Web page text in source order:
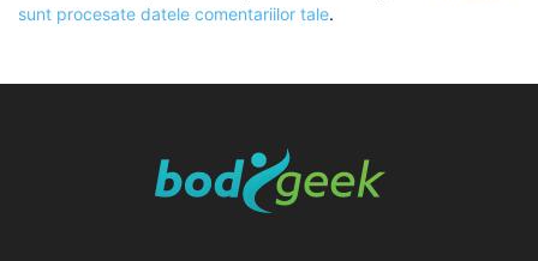
sunt procesate datele comentariilor tale.